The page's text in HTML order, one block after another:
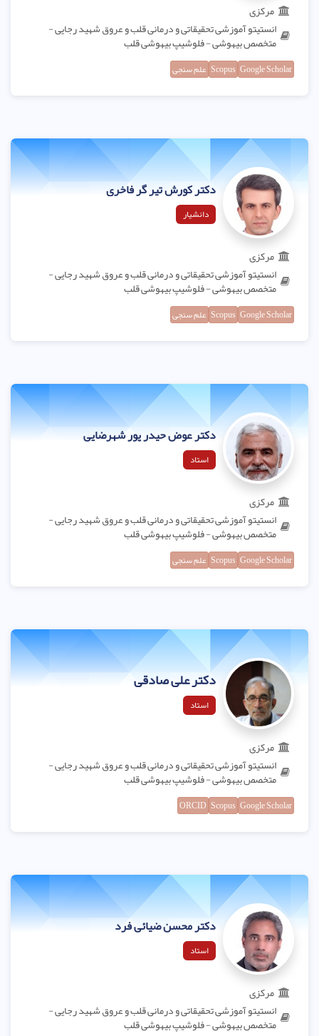
مرکزی
انستیتو آموزشی تحقیقاتی و درمانی قلب و عروق شهید رجایی -
متخصص بیهوشی - فلوشیپ بیهوشی قلب
Google Scholar
Scopus علم سنجی
دکتر کورش تیر گر فاخری
دانشیار
مرکزی
انستیتو آموزشی تحقیقاتی و درمانی قلب و عروق شهید رجایی -
متخصص بیهوشی - فلوشیپ بیهوشی قلب
Google Scholar
Scopus علم سنجی
دکتر عوض حیدر پور شهرضایی
استاد
مرکزی
انستیتو آموزشی تحقیقاتی و درمانی قلب و عروق شهید رجایی -
متخصص بیهوشی - فلوشیپ بیهوشی قلب
Google Scholar
Scopus علم سنجی
دکتر علی صادقی
استاد
مرکزی
انستیتو آموزشی تحقیقاتی و درمانی قلب و عروق شهید رجایی -
متخصص بیهوشی - فلوشیپ بیهوشی قلب
Google Scholar
Scopus
ORCID
دکتر محسن ضیائی فرد
استاد
مرکزی
انستیتو آموزشی تحقیقاتی و درمانی قلب و عروق شهید رجایی -
متخصص بیهوشی - فلوشیپ بیهوشی قلب